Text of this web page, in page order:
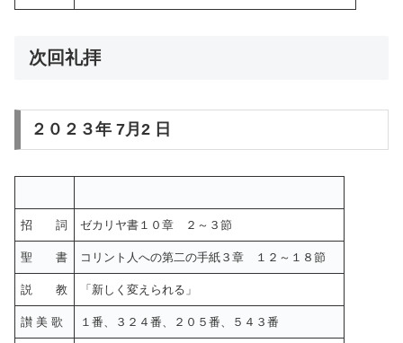
次回礼拝
２０２３年 7月2 日
招 詞 ゼカリヤ書１０章 ２～３節
聖 書 コリント人への第二の手紙３章 １２～１８節
説 教 「新しく変えられる」
讃 美 歌 １番、３２４番、２０５番、５４３番